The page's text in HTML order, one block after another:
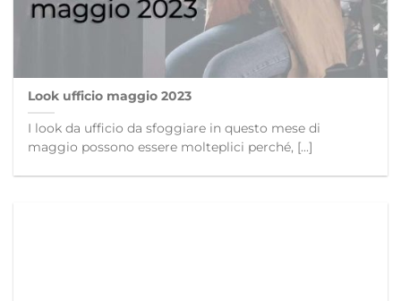
Look ufficio maggio 2023
I look da ufficio da sfoggiare in questo mese di
maggio possono essere molteplici perché, [...]